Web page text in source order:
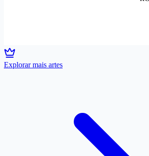
Explorar mais artes